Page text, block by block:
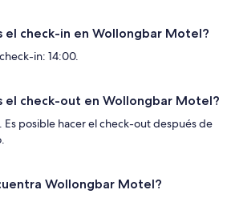
el check-in en Wollongbar Motel?
in: 14:00.
el check-out en Wollongbar Motel?
Es posible hacer el check-out después de
Wollongbar Motel?